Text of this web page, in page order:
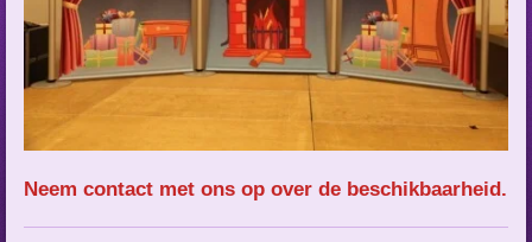
Neem contact met ons op over de beschikbaarheid.